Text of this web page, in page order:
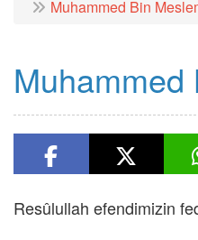
Muhammed Bin
Muhammed
Resûlullah efendimizin